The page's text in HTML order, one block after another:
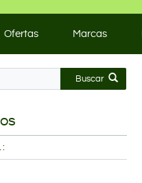
Ofertas Marcas
Buscar
: